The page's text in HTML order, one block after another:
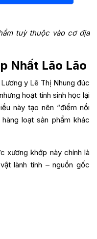
tuỳ thuộc vào cơ địa
Nhất Lão Lão
y Lê Thị Nhung đúc
hoạt tính sinh học lại
này tạo nên “điểm nổi
loạt sản phẩm khác
xương khớp này chính là
lành tính – nguồn gốc